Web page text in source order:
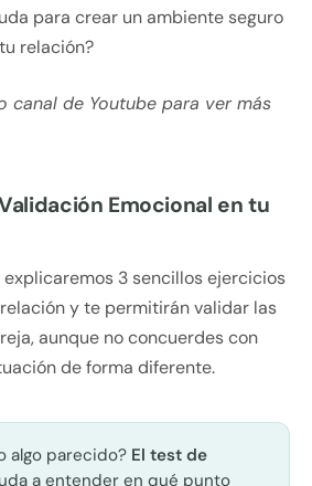
para crear un ambiente seguro
relación?
canal de Youtube para ver más
Emocional en tu
3 sencillos ejercicios
y te permitirán validar las
aunque no concuerdes con
de forma diferente.
algo parecido? El test de
a entender en qué punto